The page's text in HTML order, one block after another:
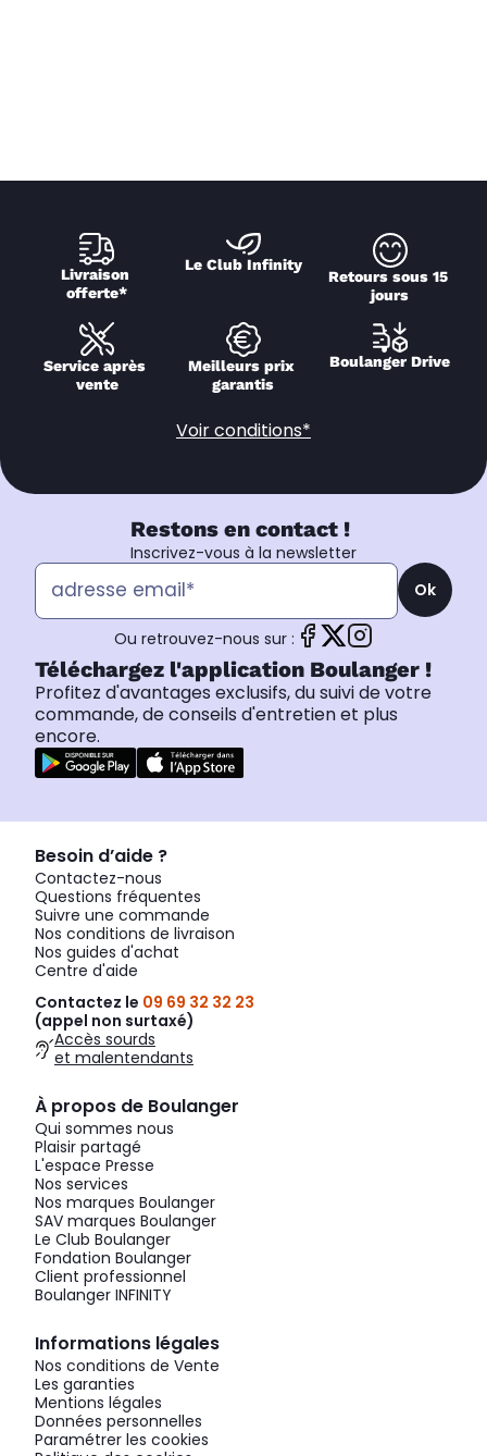
Livraison
offerte*
Le Club Infinity
Retours sous 15
jours
Service après
vente
Meilleurs prix
garantis
Boulanger Drive
Voir conditions*
Restons en contact !
Inscrivez-vous à la newsletter
Ok
Ou retrouvez-nous sur :
Téléchargez l'application Boulanger !
Profitez d'avantages exclusifs, du suivi de votre
commande, de conseils d'entretien et plus
encore.
Besoin d’aide ?
Contactez-nous
Questions fréquentes
Suivre une commande
Nos conditions de livraison
Nos guides d'achat
Centre d'aide
Contactez le 09 69 32 32 23
(appel non surtaxé)
Accès sourds
et malentendants
À propos de Boulanger
Qui sommes nous
Plaisir partagé
L'espace Presse
Nos services
Nos marques Boulanger
SAV marques Boulanger
Le Club Boulanger
Fondation Boulanger
Client professionnel
Boulanger INFINITY
Informations légales
Nos conditions de Vente
Les garanties
Mentions légales
Données personnelles
Paramétrer les cookies